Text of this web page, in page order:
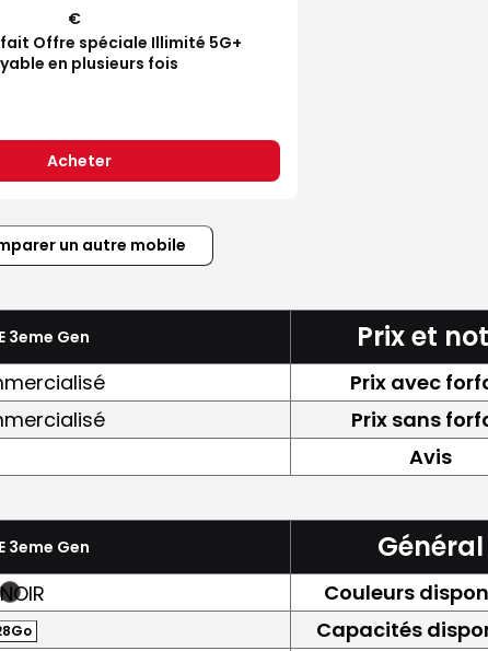
€
Offre spéciale Illimité 5G+
en plusieurs fois
Acheter
un autre mobile
3eme Gen Prix et
Prix avec
Prix sans
Avis
3eme Gen Général
NOIR Couleurs
Capacités